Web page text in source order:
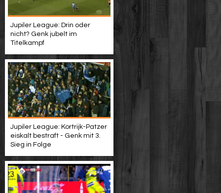
Jupiler League: Drin oder
nicht? Genk jubelt im
Titelkampf
Jupiler League: Kortrijk-Patzer
eiskalt bestraft - Genk mit 3.
Sieg in Folge